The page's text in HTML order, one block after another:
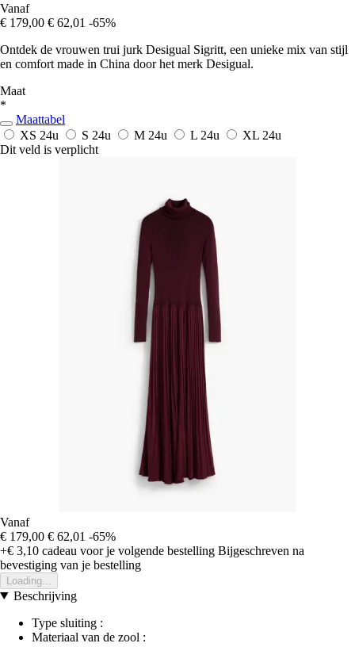
Vanaf
€ 179,00 € 62,01 -65%
Ontdek de vrouwen trui jurk Desigual Sigritt, een unieke mix van stijl
en comfort made in China door het merk Desigual.
Maat
*
Maattabel
XS 24u S 24u M 24u L 24u XL 24u
Dit veld is verplicht
Vanaf
€ 179,00 € 62,01 -65%
+€ 3,10 cadeau voor je volgende bestelling Bijgeschreven na
bevestiging van je bestelling
Loading...
Beschrijving
Type sluiting :
Materiaal van de zool :